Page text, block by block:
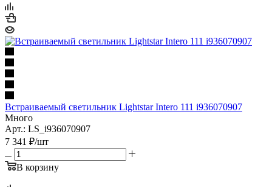
Встраиваемый светильник Lightstar Intero 111 i936070907
Много
Арт.: LS_i936070907
7 341 ₽/шт
В корзину